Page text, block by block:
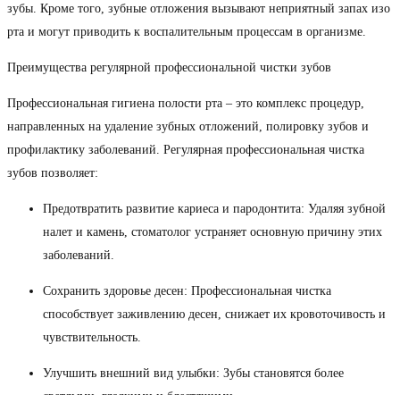
зубы. Кроме того, зубные отложения вызывают неприятный запах изо
рта и могут приводить к воспалительным процессам в организме.
Преимущества регулярной профессиональной чистки зубов
Профессиональная гигиена полости рта – это комплекс процедур,
направленных на удаление зубных отложений, полировку зубов и
профилактику заболеваний. Регулярная профессиональная чистка
зубов позволяет:
Предотвратить развитие кариеса и пародонтита: Удаляя зубной
налет и камень, стоматолог устраняет основную причину этих
заболеваний.
Сохранить здоровье десен: Профессиональная чистка
способствует заживлению десен, снижает их кровоточивость и
чувствительность.
Улучшить внешний вид улыбки: Зубы становятся более